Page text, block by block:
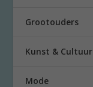
Grootouders
Kunst & Cultuur
Mode